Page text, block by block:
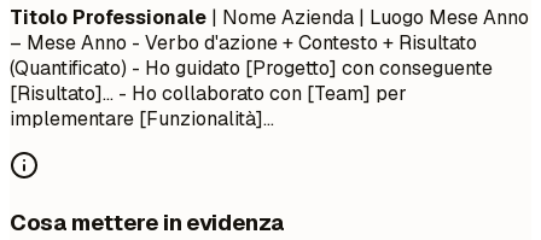
Titolo Professionale | Nome Azienda | Luogo Mese Anno
– Mese Anno - Verbo d'azione + Contesto + Risultato
(Quantificato) - Ho guidato [Progetto] con conseguente
[Risultato]... - Ho collaborato con [Team] per
implementare [Funzionalità]...
Cosa mettere in evidenza